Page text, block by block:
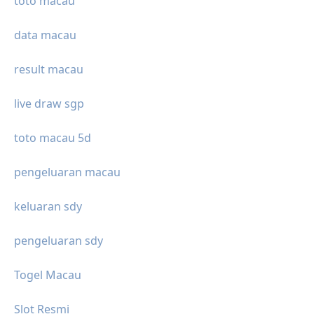
data macau
result macau
live draw sgp
toto macau 5d
pengeluaran macau
keluaran sdy
pengeluaran sdy
Togel Macau
Slot Resmi